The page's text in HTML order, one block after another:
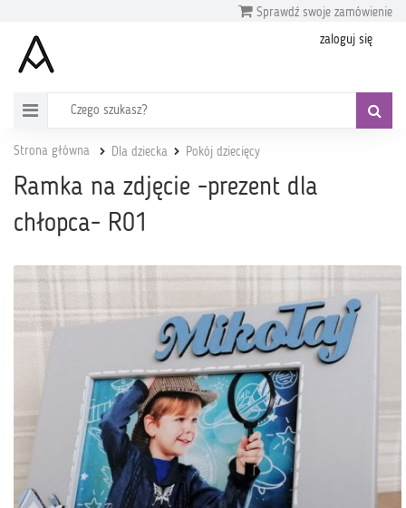
Sprawdź swoje zamówienie
zaloguj się
Strona główna Dla dziecka Pokój dziecięcy
Ramka na zdjęcie -prezent dla
chłopca- R01